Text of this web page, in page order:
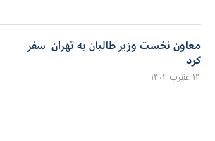
معاون نخست وزیر طالبان به تهران سفر
کرد
۱۴ عقرب ۱۴۰۲